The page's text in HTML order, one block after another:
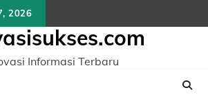
2026
Informasi Terbaru